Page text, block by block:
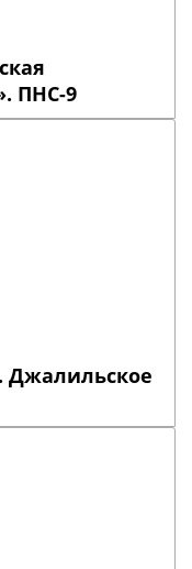
ПНС-9
Джалильское